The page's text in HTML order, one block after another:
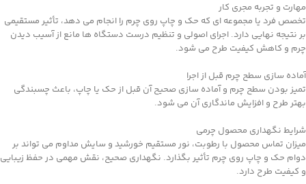
مهارت و تجربه مجری کار
تخصص فرد یا مجموعه‌ ای که حک و چاپ روی چرم را انجام می ‌دهد، تأثیر مستقیمی
بر نتیجه نهایی دارد. اجرای اصولی و تنظیم درست دستگاه‌ ها مانع از آسیب دیدن
چرم و کاهش کیفیت طرح می ‌شود.
آماده‌ سازی سطح چرم قبل از اجرا
تمیز بودن سطح چرم و آماده ‌سازی صحیح آن قبل از حک یا چاپ، باعث چسبندگی
بهتر طرح و افزایش ماندگاری آن می‌ شود.
شرایط نگهداری محصول چرمی
میزان تماس محصول با رطوبت، نور مستقیم خورشید و سایش مداوم می ‌تواند بر
دوام حک و چاپ روی چرم تأثیر بگذارد. نگهداری صحیح، نقش مهمی در حفظ زیبایی
و کیفیت طرح دارد.